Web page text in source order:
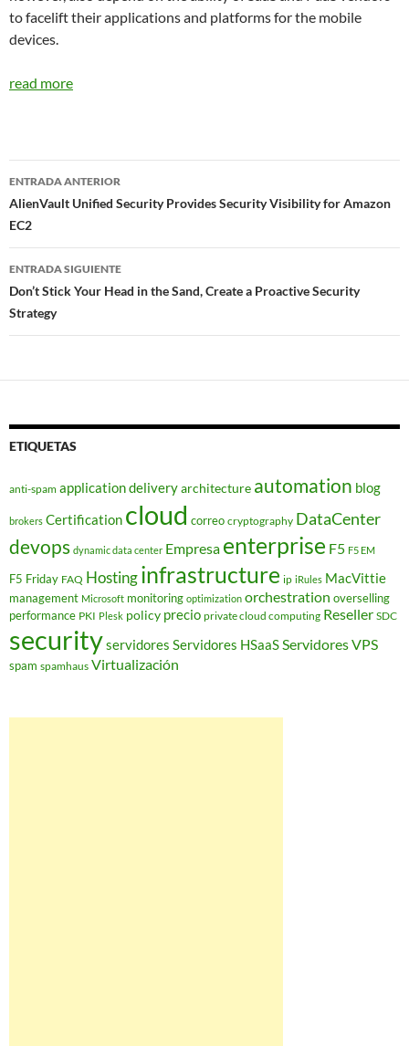
to facelift their applications and platforms for the mobile
devices.
read more
Navegador
de
entradas
ENTRADA ANTERIOR
AlienVault Unified Security Provides Security Visibility for Amazon
EC2
ENTRADA SIGUIENTE
Don’t Stick Your Head in the Sand, Create a Proactive Security
Strategy
ETIQUETAS
anti-spam application deliveryarchitecture automation blog
brokers Certification cloud correo cryptography DataCenter
devops dynamic data center Empresa enterprise F5 F5 EM
F5 Friday FAQ Hostinginfrastructure ip iRules MacVittie
management Microsoft monitoring optimization orchestration overselling
performance PKI Plesk policy precio private cloud computing Reseller SDC
securityservidores Servidores HSaaSServidores VPS
spam spamhaus Virtualización